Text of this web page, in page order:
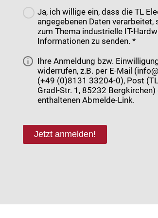
Ja, ich willige ein, dass die TL
angegebenen Daten
zum Thema industrielle IT-
Informationen zu senden. *
Ihre Anmeldung bzw.
widerrufen, z.B. per E-Mail
(+49 (0)8131 33204-0), Post
Gradl-Str. 1, 85232
enthaltenen Abmelde-Link.
Jetzt anmelden!